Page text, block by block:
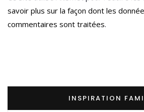
savoir plus sur la façon dont les
commentaires sont traitées.
INSPIRATION